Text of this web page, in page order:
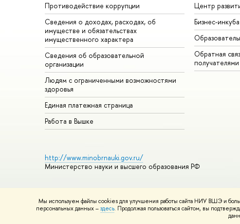
Мы используем файлы cookies для улучшения работы сайта НИУ ВШЭ и
персональных данных –здесь. Продолжая пользоваться сайтом, вы
Противодействие коррупции
Сведения о доходах, расходах, об
имуществе и обязательствах
имущественного характера
Сведения об образовательной
организации
Людям с ограниченными возможностями
здоровья
Единая платежная страница
Работа в Вышке
Центр
Бизнес-
Обратная
получателями
http://www.minobrnauki.gov.ru/
Министерство науки и высшего образования РФ
© НИУ ВШЭ 1993–2026 Адреса и контактыУсловия использования
Шрифты HSE Sans и HSE Slab разработаны вШколе дизайна НИУ